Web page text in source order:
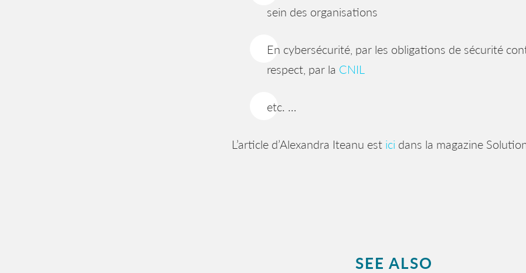
sein des organisations
En cybersécurité, par les obligations de sécurité
respect, par la CNIL
etc. …
L’article d’Alexandra Iteanu est ici dans la magazine
SEE ALSO